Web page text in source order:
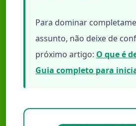
Para dominar
assunto, não deixe de
próximo artigo: O que é
Guia completo para